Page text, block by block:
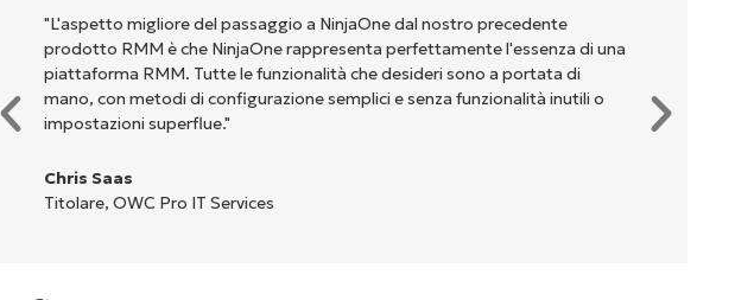
"L'aspetto migliore del passaggio a NinjaOne dal nostro precedente
prodotto RMM è che NinjaOne rappresenta perfettamente l'essenza di una
piattaforma RMM. Tutte le funzionalità che desideri sono a portata di
mano, con metodi di configurazione semplici e senza funzionalità inutili o
impostazioni superflue."
Chris Saas
Titolare, OWC Pro IT Services